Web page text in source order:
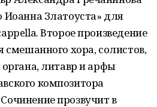
Иоанна Златоуста» для
Второе произведение
смешанного хора, солистов,
органа, литавр и арфы
композитора
прозвучит в